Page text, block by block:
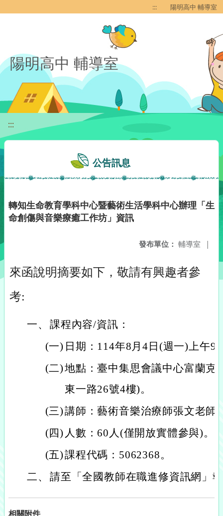
::: 陽明高中 輔導室
陽明高中 輔導室
:::
公告訊息
轉知生命教育學科中心暨藝術生活學科中心辦理「生
命創傷與音樂療癒工作坊」資訊
發布單位： 輔導室 |
來函說明摘要如下，敬請有興趣者參
考:
一、 課程內容/資訊：
(一) 日期：114年8月4日(週一)上午9
(二)地點：臺中集思會議中心富蘭克
東一路26號4樓)。
(三)講師：藝術音樂治療師張文老師
(四) 人數：60人(僅開放實體參與)。
(五)課程代碼：5062368。
二、 請至「全國教師在職進修資訊網」
相關附件